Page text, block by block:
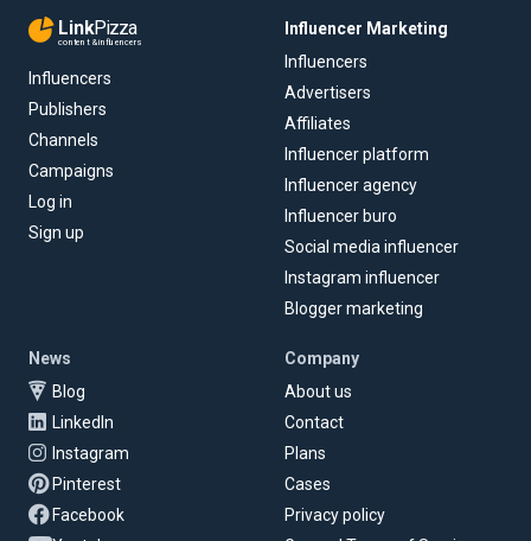
LinkPizza
content & influencers
Influencers
Publishers
Channels
Campaigns
Log in
Sign up
Influencer Marketing
Influencers
Advertisers
Affiliates
Influencer platform
Influencer agency
Influencer buro
Social media influencer
Instagram influencer
Blogger marketing
News
Blog
LinkedIn
Instagram
Pinterest
Facebook
Company
About us
Contact
Plans
Cases
Privacy policy